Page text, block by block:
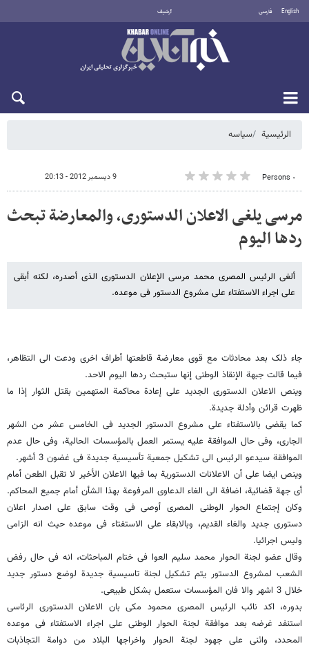
English فارسی أرشيف
الرئيسية سیاسه
٠ Persons 9 ديسمبر 2012 - 20:13
مرسی یلغی الاعلان الدستوری، والمعارضة تبحث
ردها الیوم
ألغى الرئیس المصری محمد مرسی الإعلان الدستوری الذی أصدره، لکنه أبقى
على اجراء الاستفتاء على مشروع الدستور فی موعده.
جاء ذلک بعد محادثات مع قوى معارضة قاطعتها أطراف اخرى ودعت الى التظاهر،
فیما قالت جبهة الإنقاذ الوطنی إنها ستبحث ردها الیوم الاحد.
وینص الاعلان الدستوری الجدید على إعادة محاکمة المتهمین بقتل الثوار إذا ما
ظهرت قرائن وأدلة جدیدة.
کما یقضی بالاستفتاء على مشروع الدستور الجدید فی الخامس عشر من الشهر
الجاری، وفی حال الموافقة علیه یستمر العمل بالمؤسسات الحالیة، وفی حال عدم
الموافقة سیدعو الرئیس الى تشکیل جمعیة تأسیسیة جدیدة فی غضون 3 أشهر.
وینص ایضا على أن الاعلانات الدستوریة بما فیها الاعلان الأخیر لا تقبل الطعن أمام
أی جهة قضائیة، اضافة الى الغاء الدعاوى المرفوعة بهذا الشأن أمام جمیع المحاکم.
وکان إجتماع الحوار الوطنی المصری أوصى فی وقت سابق على اصدار اعلان
دستوری جدید والغاء القدیم، وبالابقاء على الاستفتاء فی موعده حیث انه الزامی
ولیس اجرائیا.
وقال عضو لجنة الحوار محمد سلیم العوا فی ختام المباحثات، انه فی حال رفض
الشعب لمشروع الدستور یتم تشکیل لجنة تاسیسیة جدیدة لوضع دستور جدید
خلال 3 اشهر والا فان المؤسسات ستعمل بشکل طبیعی.
بدوره، اکد نائب الرئیس المصری محمود مکی بان الاعلان الدستوری الرئاسی
استنفد غرضه بعد موافقة لجنة الحوار الوطنی على اجراء الاستفتاء فی موعده
المحدد، واثنى على جهود لجنة الحوار واخراجها البلاد من دوامة التجاذبات